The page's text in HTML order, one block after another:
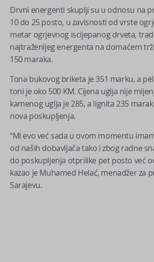
Drvni energenti skuplji su u odnosu na
10 do 25 posto, u zavisnosti od vrste
metar ogrjevnog iscijepanog drveta,
najtraženijeg energenta na domaćem
150 maraka.
Tona bukovog briketa je 351 marku, a
toni je oko 500 KM. Cijena uglja nije
kamenog uglja je 285, a lignita 235
nova poskupljenja.
“Mi evo već sada u ovom momentu
od naših dobavljača tako i zbog radne
do poskupljenja otprilike pet posto već
kazao je Muhamed Helać, menadžer za
Sarajevu.